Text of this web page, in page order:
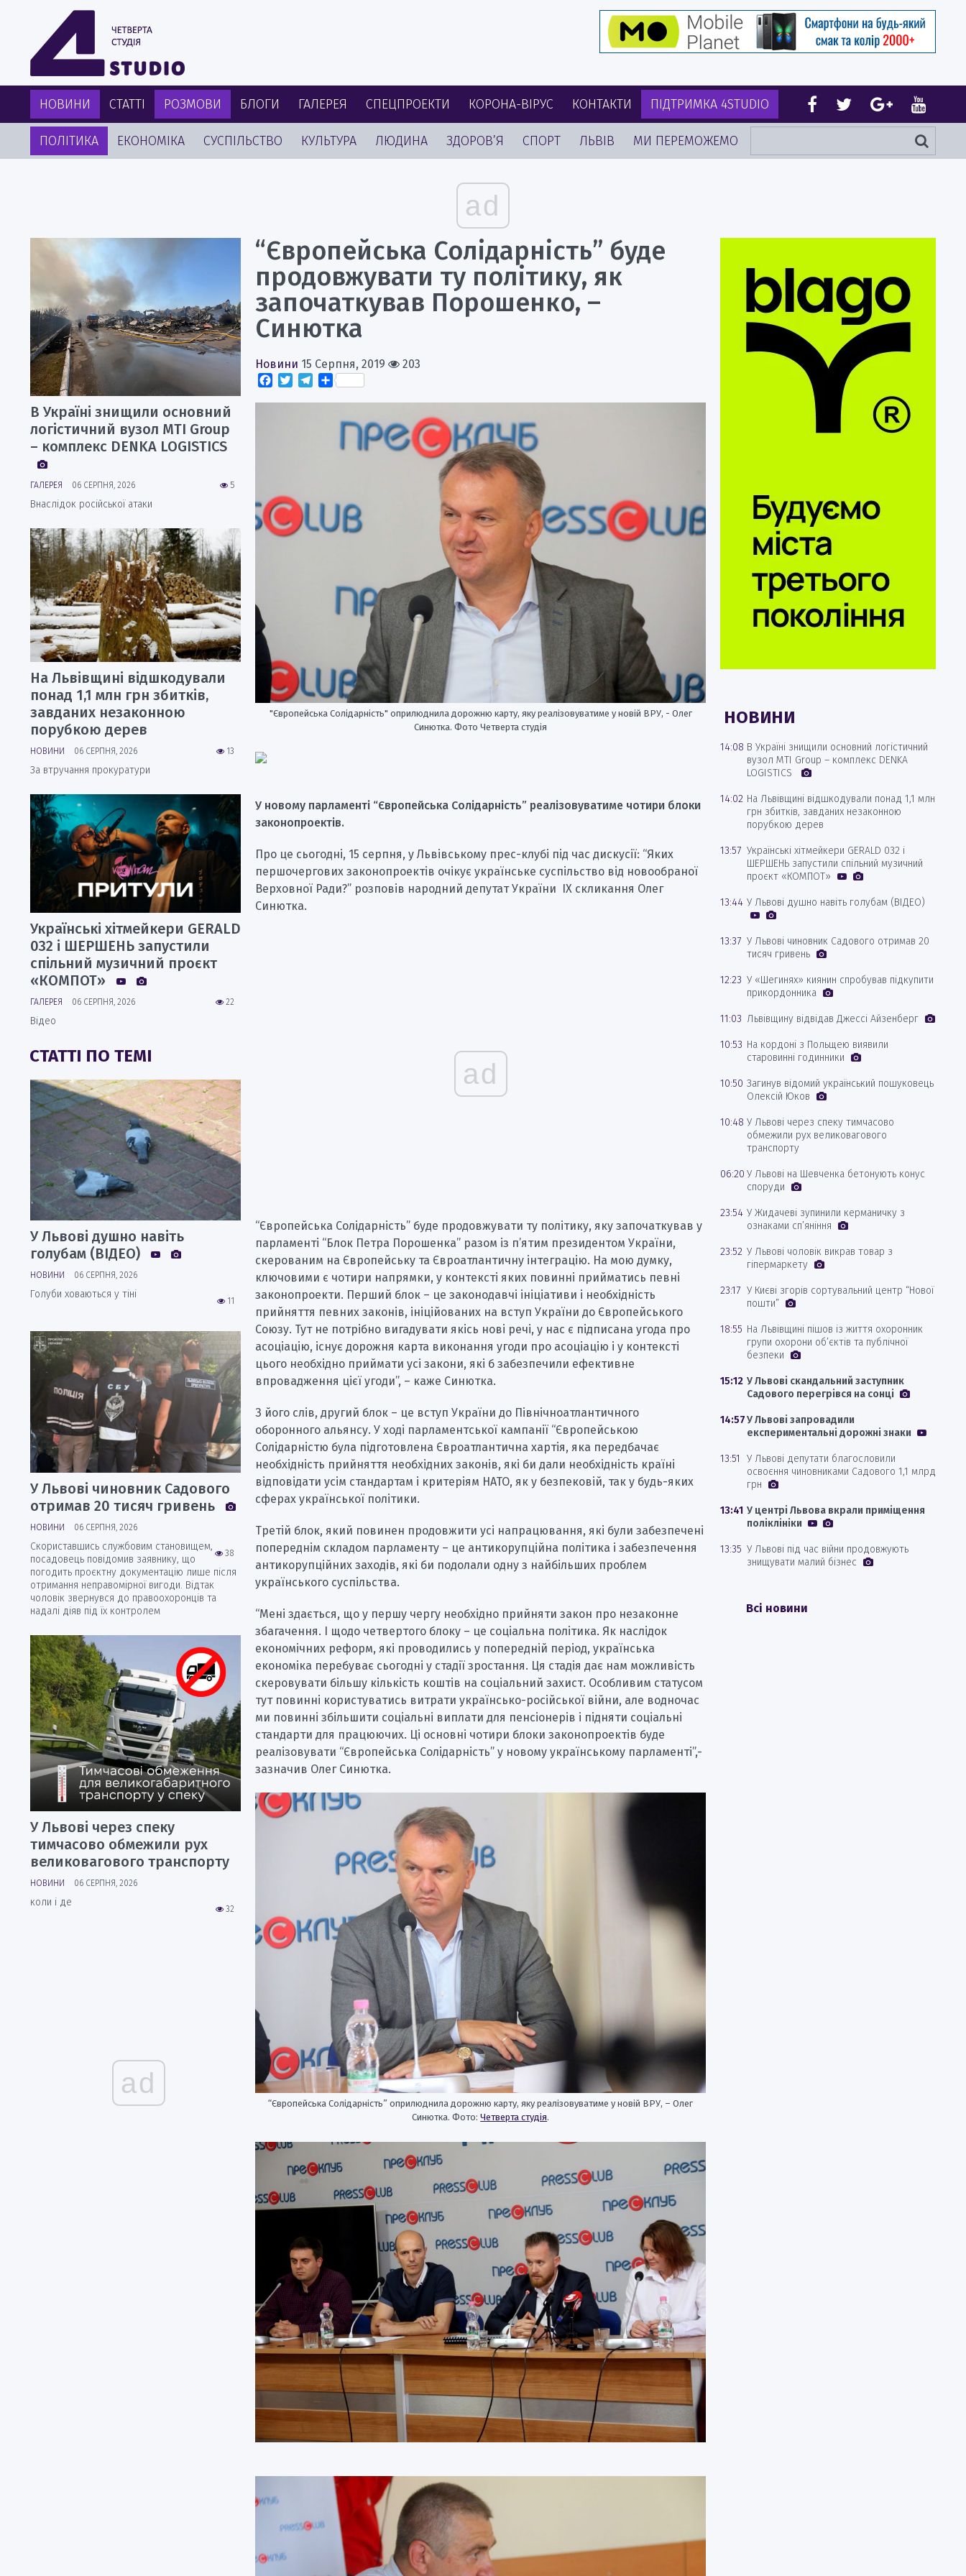
НОВИНИ СТАТТІ РОЗМОВИ БЛОГИ ГАЛЕРЕЯ СПЕЦПРОЕКТИ КОРОНА-ВІРУС КОНТАКТИ ПІДТРИМКА 4STUDIO
ПОЛІТИКА ЕКОНОМІКА СУСПІЛЬСТВО КУЛЬТУРА ЛЮДИНА ЗДОРОВ’Я СПОРТ ЛЬВІВ МИ ПЕРЕМОЖЕМО
ad
“Європейська Солідарність” буде
продовжувати ту політику, як
започаткував Порошенко, –
Синютка
Новини 15 Серпня, 2019
203
Facebook
TwitterTelegram
Поділитися
"Європейська Солідарність" оприлюднила дорожню карту, яку реалізовуватиме у новій ВРУ, - Олег
Синютка. Фото Четверта студія
У новому парламенті “Європейська Солідарність” реалізовуватиме чотири блоки
законопроектів.
Про це сьогодні, 15 серпня, у Львівському прес-клубі під час дискусії: “Яких
першочергових законопроектів очікує українське суспільство від новообраної
Верховної Ради?” розповів народний депутат України IX скликання Олег
Синютка.
ad
“Європейська Солідарність” буде продовжувати ту політику, яку започаткував у
парламенті “Блок Петра Порошенка” разом із п’ятим президентом України,
скерованим на Європейську та Євроатлантичну інтеграцію. На мою думку,
ключовими є чотири напрямки, у контексті яких повинні прийматись певні
законопроекти. Перший блок – це законодавчі ініціативи і необхідність
прийняття певних законів, ініційованих на вступ України до Європейського
Союзу. Тут не потрібно вигадувати якісь нові речі, у нас є підписана угода про
асоціацію, існує дорожня карта виконання угоди про асоціацію і у контексті
цього необхідно приймати усі закони, які б забезпечили ефективне
впровадження цієї угоди”, – каже Синютка.
З його слів, другий блок – це вступ України до Північноатлантичного
оборонного альянсу. У ході парламентської кампанії “Європейською
Солідарністю була підготовлена Євроатлантична хартія, яка передбачає
необхідність прийняття необхідних законів, які би дали необхідність країні
відповідати усім стандартам і критеріям НАТО, як у безпековій, так у будь-яких
сферах української політики.
Третій блок, який повинен продовжити усі напрацювання, які були забезпечені
попереднім складом парламенту – це антикорупційна політика і забезпечення
антикорупційних заходів, які би подолали одну з найбільших проблем
українського суспільства.
“Мені здається, що у першу чергу необхідно прийняти закон про незаконне
збагачення. І щодо четвертого блоку – це соціальна політика. Як наслідок
економічних реформ, які проводились у попередній період, українська
економіка перебуває сьогодні у стадії зростання. Ця стадія дає нам можливість
скеровувати більшу кількість коштів на соціальний захист. Особливим статусом
тут повинні користуватись витрати українсько-російської війни, але водночас
ми повинні збільшити соціальні виплати для пенсіонерів і підняти соціальні
стандарти для працюючих. Ці основні чотири блоки законопроектів буде
реалізовувати “Європейська Солідарність” у новому українському парламенті”,-
зазначив Олег Синютка.
“Європейська Солідарність” оприлюднила дорожню карту, яку реалізовуватиме у новій ВРУ, – Олег
Синютка. Фото:Четверта студія.
В Україні знищили основний
логістичний вузол MTI Group
– комплекс DENKA LOGISTICS
5
ГАЛЕРЕЯ 06 СЕРПНЯ, 2026
Внаслідок російської атаки
На Львівщині відшкодували
понад 1,1 млн грн збитків,
завданих незаконною
порубкою дерев
13
НОВИНИ 06 СЕРПНЯ, 2026
За втручання прокуратури
Українські хітмейкери GERALD
032 і ШЕРШЕНЬ запустили
спільний музичний проєкт
«КОМПОТ»
22
ГАЛЕРЕЯ 06 СЕРПНЯ, 2026
Відео
СТАТТІ ПО ТЕМІ
У Львові душно навіть
голубам (ВІДЕО)
НОВИНИ 06 СЕРПНЯ, 2026
11
Голуби ховаються у тіні
У Львові чиновник Садового
отримав 20 тисяч гривень
НОВИНИ 06 СЕРПНЯ, 2026
38
Скориставшись службовим становищем,
посадовець повідомив заявнику, що
погодить проєктну документацію лише після
отримання неправомірної вигоди. Відтак
чоловік звернувся до правоохоронців та
надалі діяв під їх контролем
У Львові через спеку
тимчасово обмежили рух
великовагового транспорту
НОВИНИ 06 СЕРПНЯ, 2026
32
коли і де
ad
НОВИНИ
14:08 В Україні знищили основний логістичний
вузол MTI Group – комплекс DENKA
LOGISTICS
14:02 На Львівщині відшкодували понад 1,1 млн
грн збитків, завданих незаконною
порубкою дерев
13:57 Українські хітмейкери GERALD 032 і
ШЕРШЕНЬ запустили спільний музичний
проєкт «КОМПОТ»
13:44 У Львові душно навіть голубам (ВІДЕО)
13:37 У Львові чиновник Садового отримав 20
тисяч гривень
12:23 У «Шегинях» киянин спробував підкупити
прикордонника
11:03 Львівщину відвідав Джессі Айзенберг
10:53 На кордоні з Польщею виявили
старовинні годинники
10:50 Загинув відомий український пошуковець
Олексій Юков
10:48 У Львові через спеку тимчасово
обмежили рух великовагового
транспорту
06:20 У Львові на Шевченка бетонують конус
споруди
23:54 У Жидачеві зупинили керманичку з
ознаками сп’яніння
23:52 У Львові чоловік викрав товар з
гіпермаркету
23:17 У Києві згорів сортувальний центр “Нової
пошти”
18:55 На Львівщині пішов із життя охоронник
групи охорони об’єктів та публічної
безпеки
15:12 У Львові скандальний заступник
Садового перегрівся на сонці
14:57У Львові запровадили
експериментальні дорожні знаки
13:51
У Львові депутати благословили
освоєння чиновниками Садового 1,1 млрд
грн
13:41 У центрі Львова вкрали приміщення
поліклініки
13:35 У Львові під час війни продовжують
знищувати малий бізнес
Всі новини